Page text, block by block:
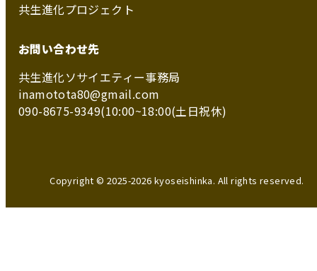
共生進化プロジェクト
お問い合わせ先
共生進化ソサイエティー事務局
inamotota80@gmail.com
090-8675-9349(10:00~18:00(土日祝休)
Copyright © 2025-2026 kyoseishinka. All rights reserved.